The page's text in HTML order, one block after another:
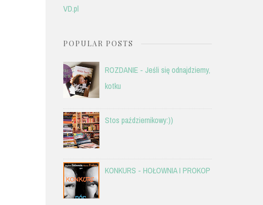
VD.pl
POPULAR POSTS
ROZDANIE - Jeśli się odnajdziemy,
kotku
Stos październikowy:))
KONKURS - HOŁOWNIA I PROKOP